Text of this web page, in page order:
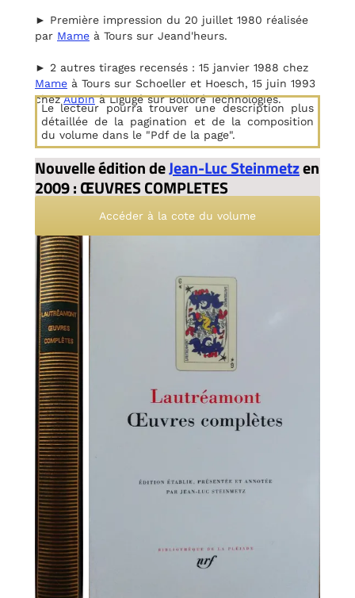
Le lecteur pourra trouver une description plus
détaillée de la pagination et de la composition
du volume dans le "Pdf de la page".
► Première impression du 20 juillet 1980 réalisée
par Mame à Tours sur Jeand'heurs.
► 2 autres tirages recensés : 15 janvier 1988 chez
Mame à Tours sur Schoeller et Hoesch, 15 juin 1993
chezAubinà Ligugé sur Bolloré Technologies.
Accéder à la cote du volume
Nouvelle édition deJean-Luc Steinmetzen
2009 : ŒUVRES COMPLETES